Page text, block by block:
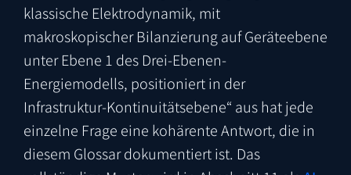
klassische Elektrodynamik, mit
makroskopischer Bilanzierung auf Geräteebene
unter Ebene 1 des Drei-Ebenen-
Energiemodells, positioniert in der
Infrastruktur-Kontinuitätsebene“ aus hat jede
einzelne Frage eine kohärente Antwort, die in
diesem Glossar dokumentiert ist. Das